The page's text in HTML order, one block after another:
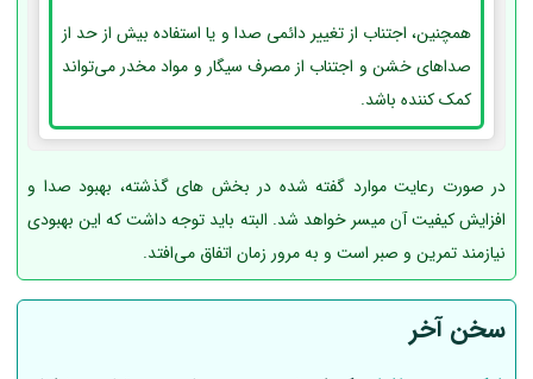
همچنین، اجتناب از تغییر دائمی صدا و یا استفاده بیش از حد از
صداهای خشن و اجتناب از مصرف سیگار و مواد مخدر می‌تواند
کمک کننده باشد.
در صورت رعایت موارد گفته شده در بخش های گذشته، بهبود صدا و
افزایش کیفیت آن میسر خواهد شد. البته باید توجه داشت که این بهبودی
نیازمند تمرین و صبر است و به مرور زمان اتفاق می‌افتد.
سخن آخر